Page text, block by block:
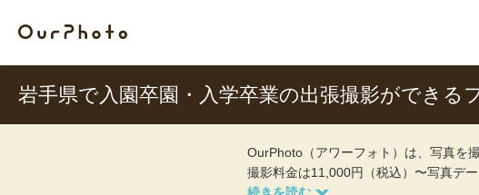
岩手県で入園卒園・入学卒業の出張撮影ができる
OurPhoto（アワーフォト）は、写真を
撮影料金は11,000円（税込）〜写真デ